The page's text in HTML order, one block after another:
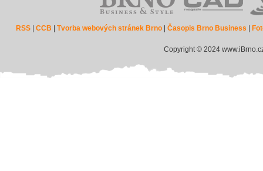
RSS |CCB |Tvorba webových stránek Brno |Časopis Brno Business
Copyright © 2024